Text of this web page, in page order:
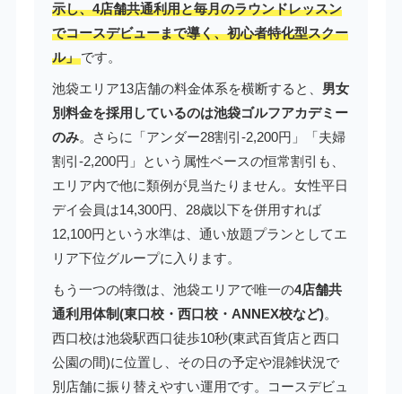
示し、4店舗共通利用と毎月のラウンドレッスン
でコースデビューまで導く、初心者特化型スクー
ル」です。
池袋エリア13店舗の料金体系を横断すると、 男女
別料金を採用しているのは池袋ゴルフアカデミー
のみ。さらに「アンダー28割引-2,200円」「夫婦
割引-2,200円」という属性ベースの恒常割引も、
エリア内で他に類例が見当たりません。女性平日
デイ会員は14,300円、28歳以下を併用すれば
12,100円という水準は、通い放題プランとしてエ
リア下位グループに入ります。
もう一つの特徴は、池袋エリアで唯一の4店舗共
通利用体制(東口校・西口校・ANNEX校など)。
西口校は池袋駅西口徒歩10秒(東武百貨店と西口
公園の間)に位置し、その日の予定や混雑状況で
別店舗に振り替えやすい運用です。コースデビュ